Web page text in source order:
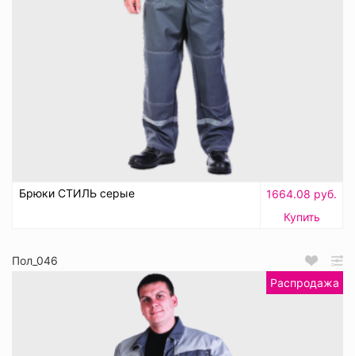
Брюки СТИЛЬ серые
1664.08 руб.
Купить
Пол_046
Распродажа